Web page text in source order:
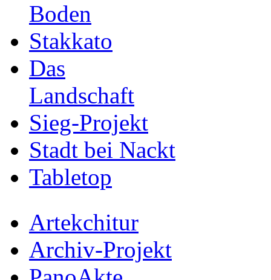
Boden
Stakkato
Das
Landschaft
Sieg-Projekt
Stadt bei Nackt
Tabletop
Artekchitur
Archiv-Projekt